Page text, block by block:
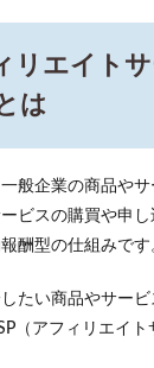
リエイト
は
般企業の商品や
ビスの購買や申
酬型の仕組みです
たい商品やサー
（アフィリエイ